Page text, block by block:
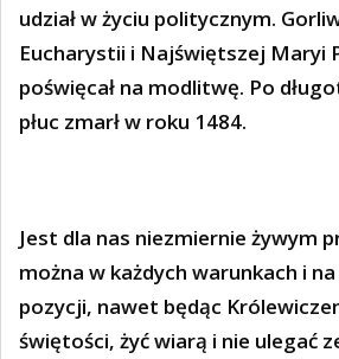
udział w życiu politycznym.
Eucharystii i Najświętszej Maryi
poświęcał na modlitwę. Po
płuc zmarł w roku 1484.
Jest dla nas niezmiernie żywym
można w każdych warunkach i
pozycji, nawet będąc
świętości, żyć wiarą i nie ulegać